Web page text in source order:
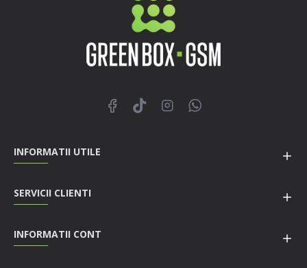
INFORMATII UTILE
SERVICII CLIENTI
INFORMATII CONT